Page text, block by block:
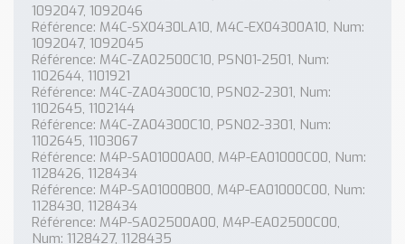
1092047, 1092046
Référence: M4C-SX0430LA10, M4C-EX04300A10, Num:
1092047, 1092045
Référence: M4C-ZA02500C10, PSN01-2501, Num:
1102644, 1101921
Référence: M4C-ZA04300C10, PSN02-2301, Num:
1102645, 1102144
Référence: M4C-ZA04300C10, PSN02-3301, Num:
1102645, 1103067
Référence: M4P-SA01000A00, M4P-EA01000C00, Num:
1128426, 1128434
Référence: M4P-SA01000B00, M4P-EA01000C00, Num:
1128430, 1128434
Référence: M4P-SA02500A00, M4P-EA02500C00,
Num: 1128427, 1128435